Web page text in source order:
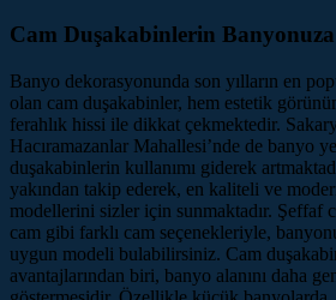
Cam Duşakabinlerin Banyonuza
Banyo dekorasyonunda son yılların en
olan cam duşakabinler, hem estetik
ferahlık hissi ile dikkat çekmektedir.
Hacıramazanlar Mahallesi’nde de banyo
duşakabinlerin kullanımı giderek
yakından takip ederek, en kaliteli ve
modellerini sizler için sunmaktadır. Şeffaf
cam gibi farklı cam seçenekleriyle,
uygun modeli bulabilirsiniz. Cam
avantajlarından biri, banyo alanını daha